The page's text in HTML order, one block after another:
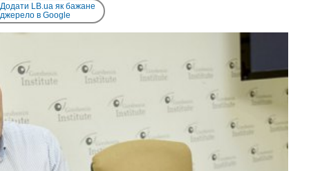
Додати LB.ua як бажане
джерело в Google